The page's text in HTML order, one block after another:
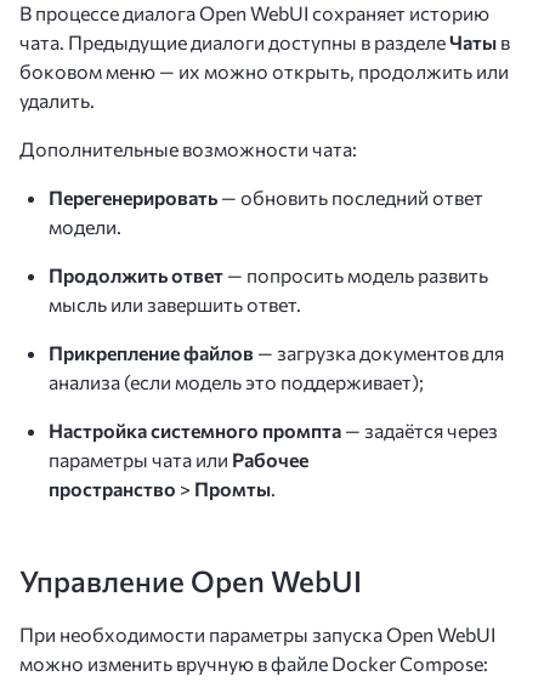
В процессе диалога Open WebUI сохраняет историю
чата. Предыдущие диалоги доступны в разделеЧаты в
боковом меню — их можно открыть, продолжить или
удалить.
Дополнительные возможности чата:
Перегенерировать — обновить последний ответ
модели.
Продолжить ответ — попросить модель развить
мысль или завершить ответ.
Прикрепление файлов — загрузка документов для
анализа (если модель это поддерживает);
Настройка системного промпта — задаётся через
параметры чата или Рабочее
пространство > Промты.
Управление Open WebUI
При необходимости параметры запуска Open WebUI
можно изменить вручную в файле Docker Compose: